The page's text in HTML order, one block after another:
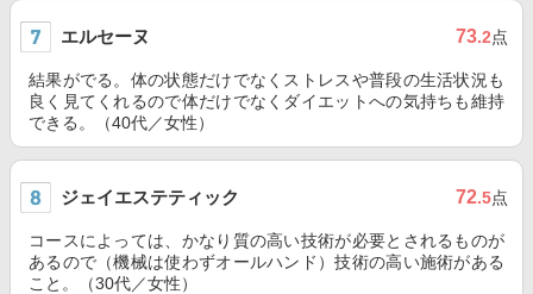
エルセーヌ 73.2点
結果がでる。体の状態だけでなくストレスや普段の生活状況も
良く見てくれるので体だけでなくダイエットへの気持ちも維持
できる。（40代／女性）
ジェイエステティック 72.5点
コースによっては、かなり質の高い技術が必要とされるものが
あるので（機械は使わずオールハンド）技術の高い施術がある
こと。（30代／女性）